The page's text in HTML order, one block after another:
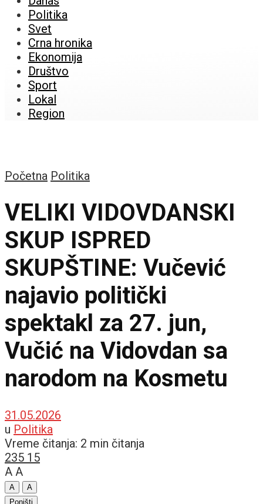
Politika
Svet
Crna hronika
Ekonomija
Društvo
Sport
Lokal
Region
Početna Politika
VELIKI VIDOVDANSKI
SKUP ISPRED
SKUPŠTINE: Vučević
najavio politički
spektakl za 27. jun,
Vučić na Vidovdan sa
narodom na Kosmetu
31.05.2026
u Politika
Vreme čitanja: 2 min čitanja
235 15
A A
A
A
Poništi